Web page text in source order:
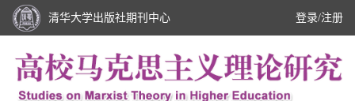
清华大学出版社期刊中心 登录/注册